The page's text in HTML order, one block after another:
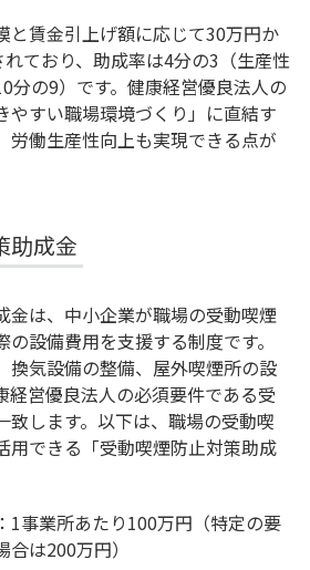
と賃金引上げ額に応じて30万円か
ており、助成率は4分の3（生産性
分の9）です。健康経営優良法人の
やすい職場環境づくり」に直結す
労働生産性向上も実現できる点が
助成金
金は、中小企業が職場の受動喫煙
設備費用を支援する制度です。
換気設備の整備、屋外喫煙所の設
経営優良法人の必須要件である受
致します。以下は、職場の受動喫
用できる「受動喫煙防止対策助成
1事業所あたり100万円（特定の要
は200万円）